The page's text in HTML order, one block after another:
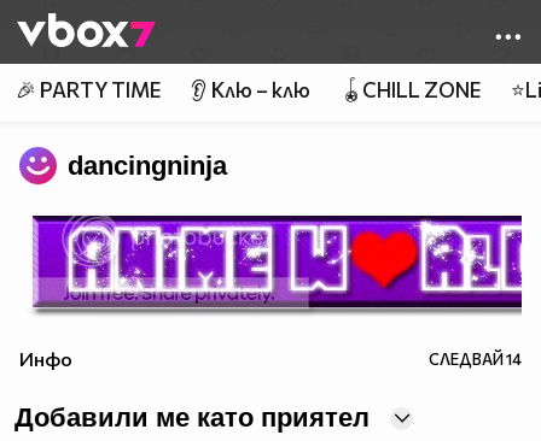
👾
🎉 PARTY TIME 👂 Клю – клю 🪀CHILL ZONE
dancingninja
Инфо СЛЕДВАЙ14
Добавили ме като приятел